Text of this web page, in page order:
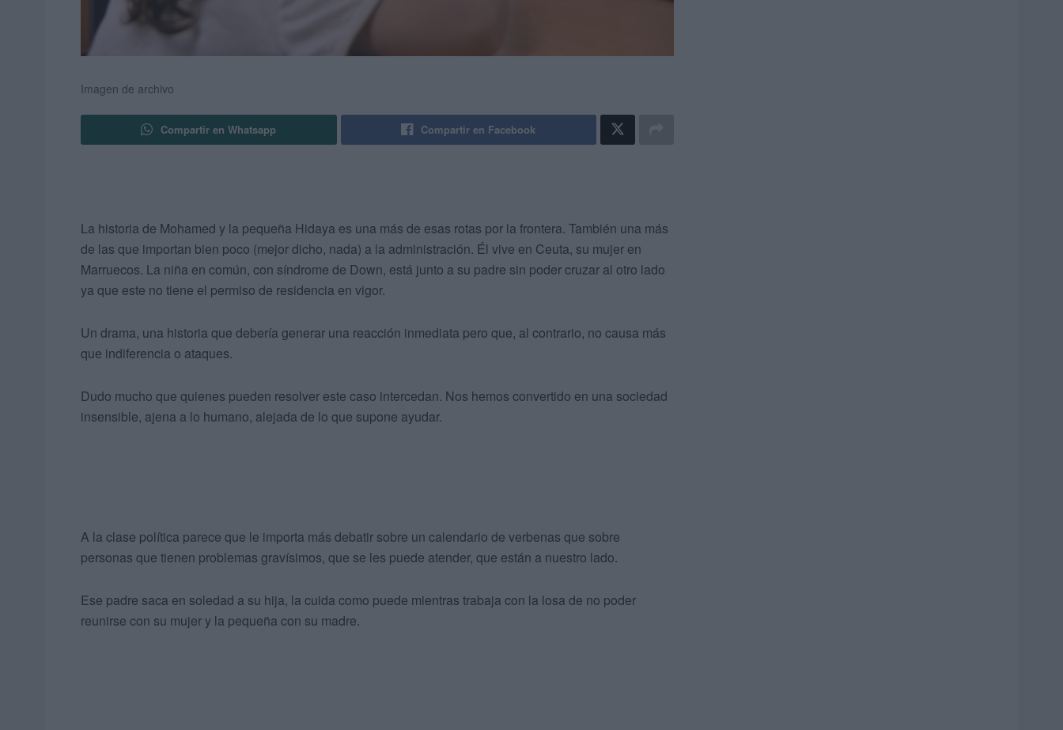
Imagen de archivo
Compartir en Whatsapp Compartir en Facebook
La historia de Mohamed y la pequeña Hidaya es una más de esas rotas por la frontera. También una más
de las que importan bien poco (mejor dicho, nada) a la administración. Él vive en Ceuta, su mujer en
Marruecos. La niña en común, con síndrome de Down, está junto a su padre sin poder cruzar al otro lado
ya que este no tiene el permiso de residencia en vigor.
Un drama, una historia que debería generar una reacción inmediata pero que, al contrario, no causa más
que indiferencia o ataques.
Dudo mucho que quienes pueden resolver este caso intercedan. Nos hemos convertido en una sociedad
insensible, ajena a lo humano, alejada de lo que supone ayudar.
A la clase política parece que le importa más debatir sobre un calendario de verbenas que sobre
personas que tienen problemas gravísimos, que se les puede atender, que están a nuestro lado.
Ese padre saca en soledad a su hija, la cuida como puede mientras trabaja con la losa de no poder
reunirse con su mujer y la pequeña con su madre.